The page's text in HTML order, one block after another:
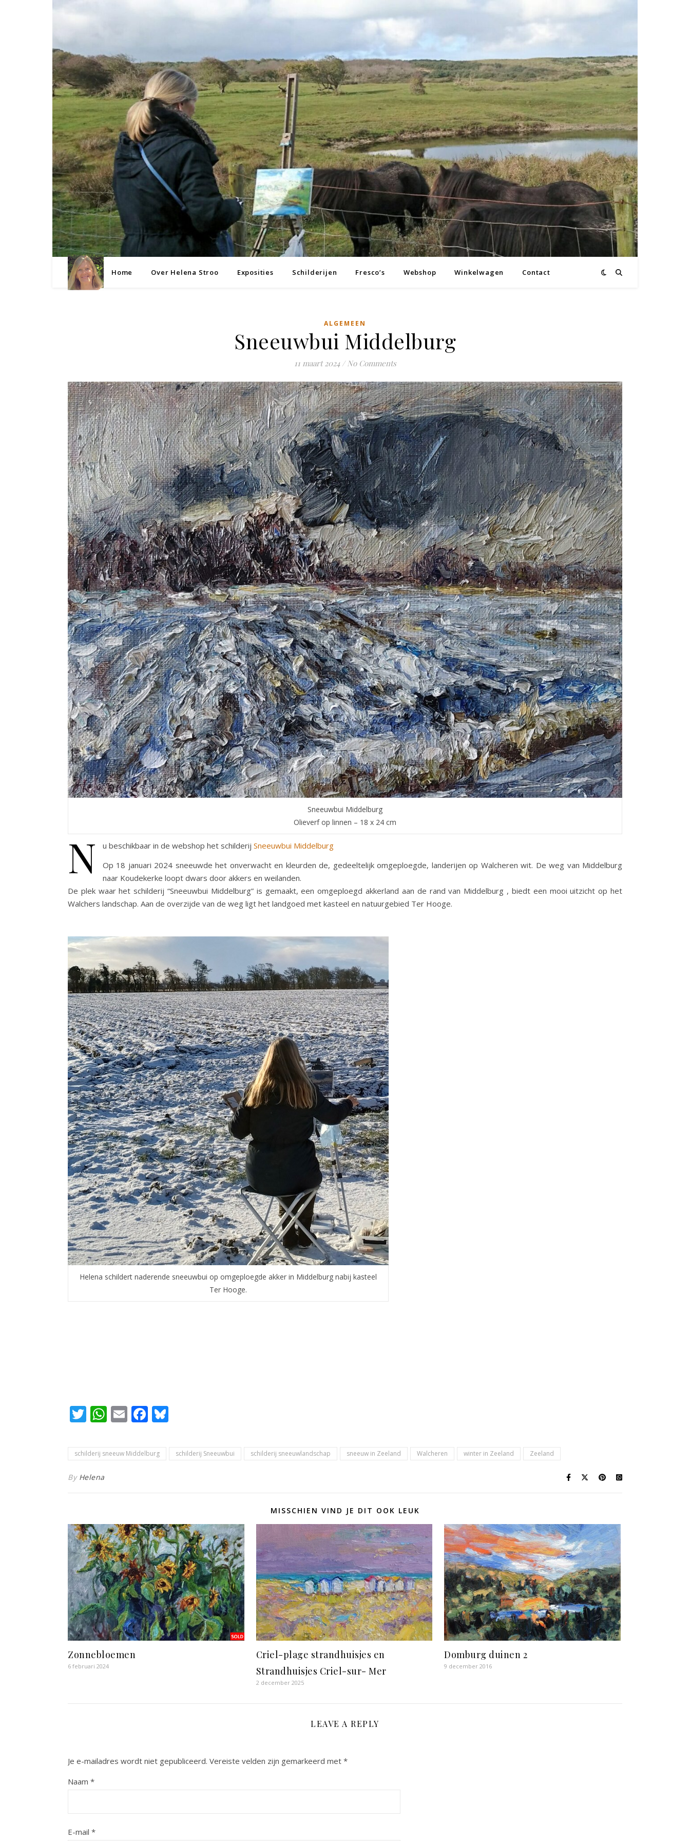
Home Over Helena Stroo Exposities Schilderijen Fresco’s Webshop Winkelwagen Contact
ALGEMEEN
Sneeuwbui Middelburg
11 maart 2024 / No Comments
Sneeuwbui Middelburg
Olieverf op linnen – 18 x 24 cm
N u beschikbaar in de webshop het schilderij Sneeuwbui Middelburg
Op 18 januari 2024 sneeuwde het onverwacht en kleurden de, gedeeltelijk omgeploegde, landerijen op Walcheren wit. De weg van Middelburg
naar Koudekerke loopt dwars door akkers en weilanden.
De plek waar het schilderij “Sneeuwbui Middelburg” is gemaakt, een omgeploegd akkerland aan de rand van Middelburg , biedt een mooi uitzicht op het
Walchers landschap. Aan de overzijde van de weg ligt het landgoed met kasteel en natuurgebied Ter Hooge.
Helena schildert naderende sneeuwbui op omgeploegde akker in Middelburg nabij kasteel
Ter Hooge.
Twitter
WhatsApp
EmailFacebook
schilderij sneeuw Middelburg schilderij Sneeuwbui schilderij sneeuwlandschap sneeuw in Zeeland Walcheren winter in Zeeland Zeeland
By Helena
MISSCHIEN VIND JE DIT OOK LEUK
Zonnebloemen
6 februari 2024
Criel-plage strandhuisjes en
Strandhuisjes Criel-sur- Mer
2 december 2025
Domburg duinen 2
9 december 2016
LEAVE A REPLY
Je e-mailadres wordt niet gepubliceerd. Vereiste velden zijn gemarkeerd met *
Naam *
E-mail *